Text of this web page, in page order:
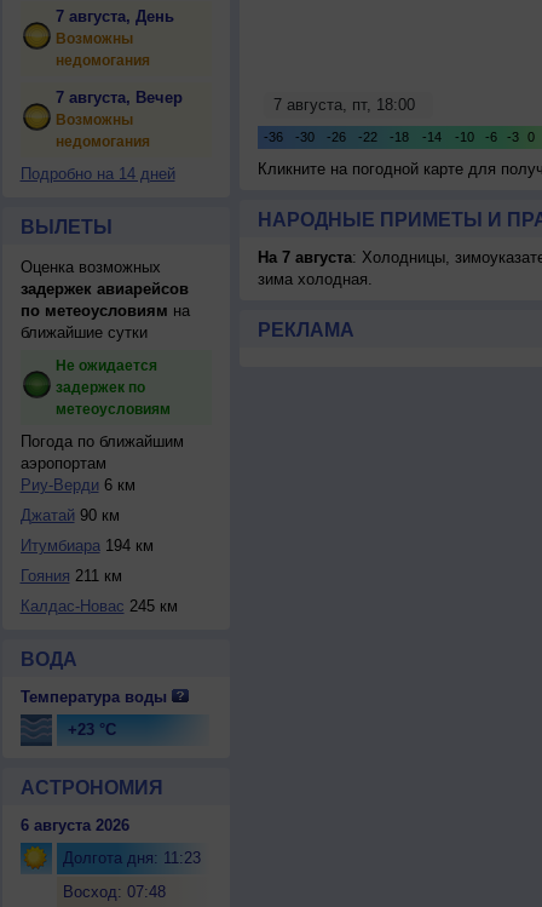
7 августа, День
Возможны
недомогания
7 августа, Вечер
Возможны
недомогания
Подробно на 14 дней
ВЫЛЕТЫ
Оценка возможных
задержек авиарейсов
по метеоусловиям на
ближайшие сутки
Не ожидается
задержек по
метеоусловиям
Погода по ближайшим
аэропортам
Риу-Верди 6 км
Джатай 90 км
Итумбиара194 км
Гояния 211 км
Калдас-Новас 245 км
ВОДА
Температура воды
+23 °C
АСТРОНОМИЯ
6 августа 2026
Долгота дня: 11:23
Восход: 07:48
Кликните на погодной карте для
НАРОДНЫЕ ПРИМЕТЫ И
На 7 августа: Холодницы,
зима холодная.
РЕКЛАМА